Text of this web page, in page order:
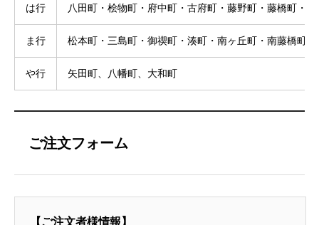
は行 八田町・桧物町・府中町・古府町・藤野町・藤橋町・
ま行 松本町・三島町・御禊町・湊町・南ヶ丘町・南藤橋町
や行 矢田町、八幡町、大和町
ご注文フォーム
【ご注文者様情報】